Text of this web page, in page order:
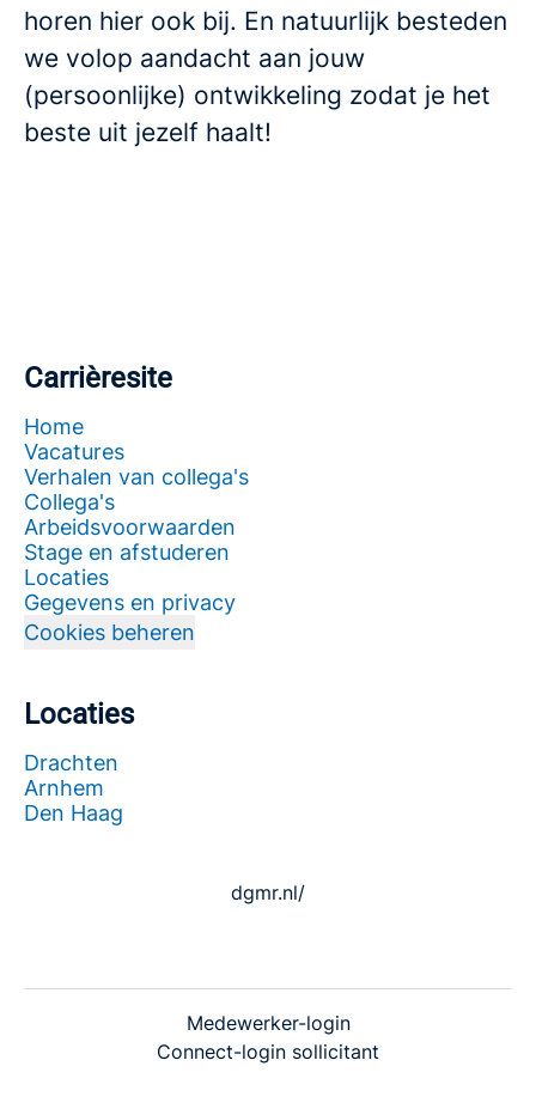
horen hier ook bij. En natuurlijk besteden
we volop aandacht aan jouw
(persoonlijke) ontwikkeling zodat je het
beste uit jezelf haalt!
Carrièresite
Home
Vacatures
Verhalen van collega's
Collega's
Arbeidsvoorwaarden
Stage en afstuderen
Locaties
Gegevens en privacy
Cookies beheren
Locaties
Drachten
Arnhem
Den Haag
dgmr.nl/
Medewerker-login
Connect-login sollicitant